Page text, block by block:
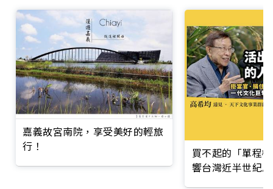
嘉義故宮南院，享受美好的輕旅
行！
買不起的「單程
響台灣近半世紀